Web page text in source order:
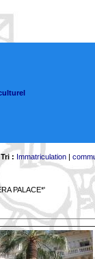
Tri : Immatriculation|
PALACE*'